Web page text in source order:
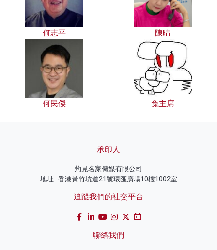
何志平 陳晴
何民傑 兔主席
承印人
灼見名家傳媒有限公司
地址 : 香港黃竹坑道21號環匯廣場10樓1002室
追蹤我們的社交平台
聯絡我們